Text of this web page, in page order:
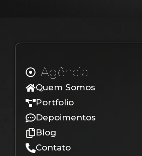
Agência
Quem Somos
Portfolio
Depoimentos
Blog
Contato